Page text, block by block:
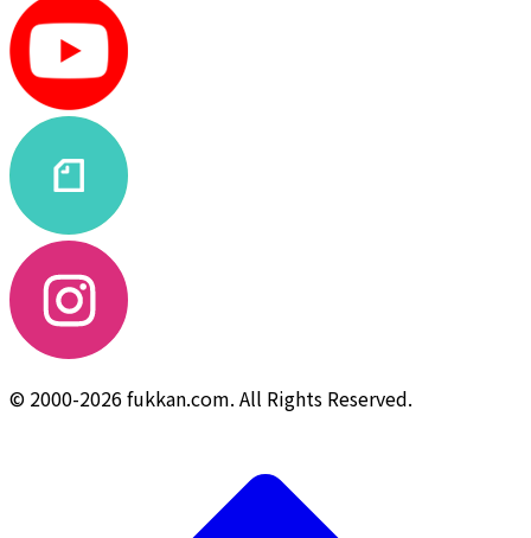
© 2000-2026 fukkan.com. All Rights Reserved.